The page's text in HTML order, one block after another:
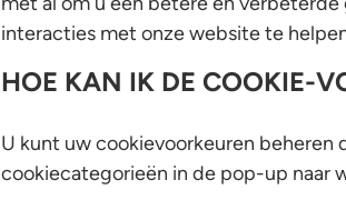
interacties met onze website te
HOE KAN IK DE COOKIE-
U kunt uw cookievoorkeuren beheren
cookiecategorieën in de pop-up naar